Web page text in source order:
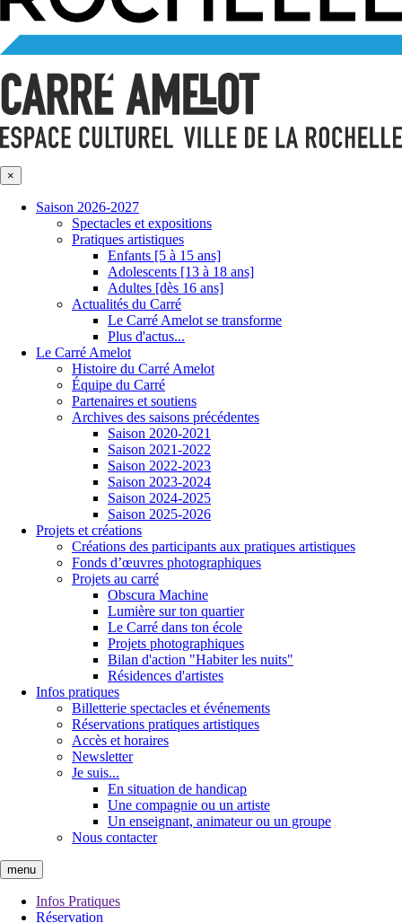
×
Saison 2026-2027
Spectacles et expositions
Pratiques artistiques
Enfants [5 à 15 ans]
Adolescents [13 à 18 ans]
Adultes [dès 16 ans]
Actualités du Carré
Le Carré Amelot se transforme
Plus d'actus...
Le Carré Amelot
Histoire du Carré Amelot
Équipe du Carré
Partenaires et soutiens
Archives des saisons précédentes
Saison 2020-2021
Saison 2021-2022
Saison 2022-2023
Saison 2023-2024
Saison 2024-2025
Saison 2025-2026
Projets et créations
Créations des participants aux pratiques artistiques
Fonds d’œuvres photographiques
Projets au carré
Obscura Machine
Lumière sur ton quartier
Le Carré dans ton école
Projets photographiques
Bilan d'action "Habiter les nuits"
Résidences d'artistes
Infos pratiques
Billetterie spectacles et événements
Réservations pratiques artistiques
Accès et horaires
Newsletter
Je suis...
En situation de handicap
Une compagnie ou un artiste
Un enseignant, animateur ou un groupe
Nous contacter
menu
Infos Pratiques
Réservation